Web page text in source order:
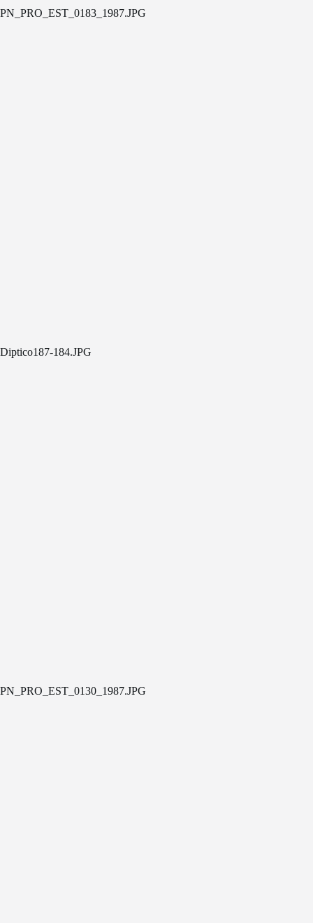
PN_PRO_EST_0183_1987.JPG
Diptico187-184.JPG
PN_PRO_EST_0130_1987.JPG